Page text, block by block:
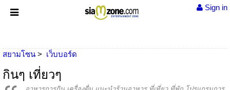
Sign in
สยามโซน เว็บบอร์ด
กินๆ เที่ยวๆ